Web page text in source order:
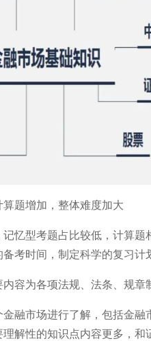
题增加，整体难度加大
忆型考题占比较低，计算
考时间，制定科学的复习计
内容为各项法规、法条、规
金融市场进行了解，包括金
解性的知识点内容更多，和